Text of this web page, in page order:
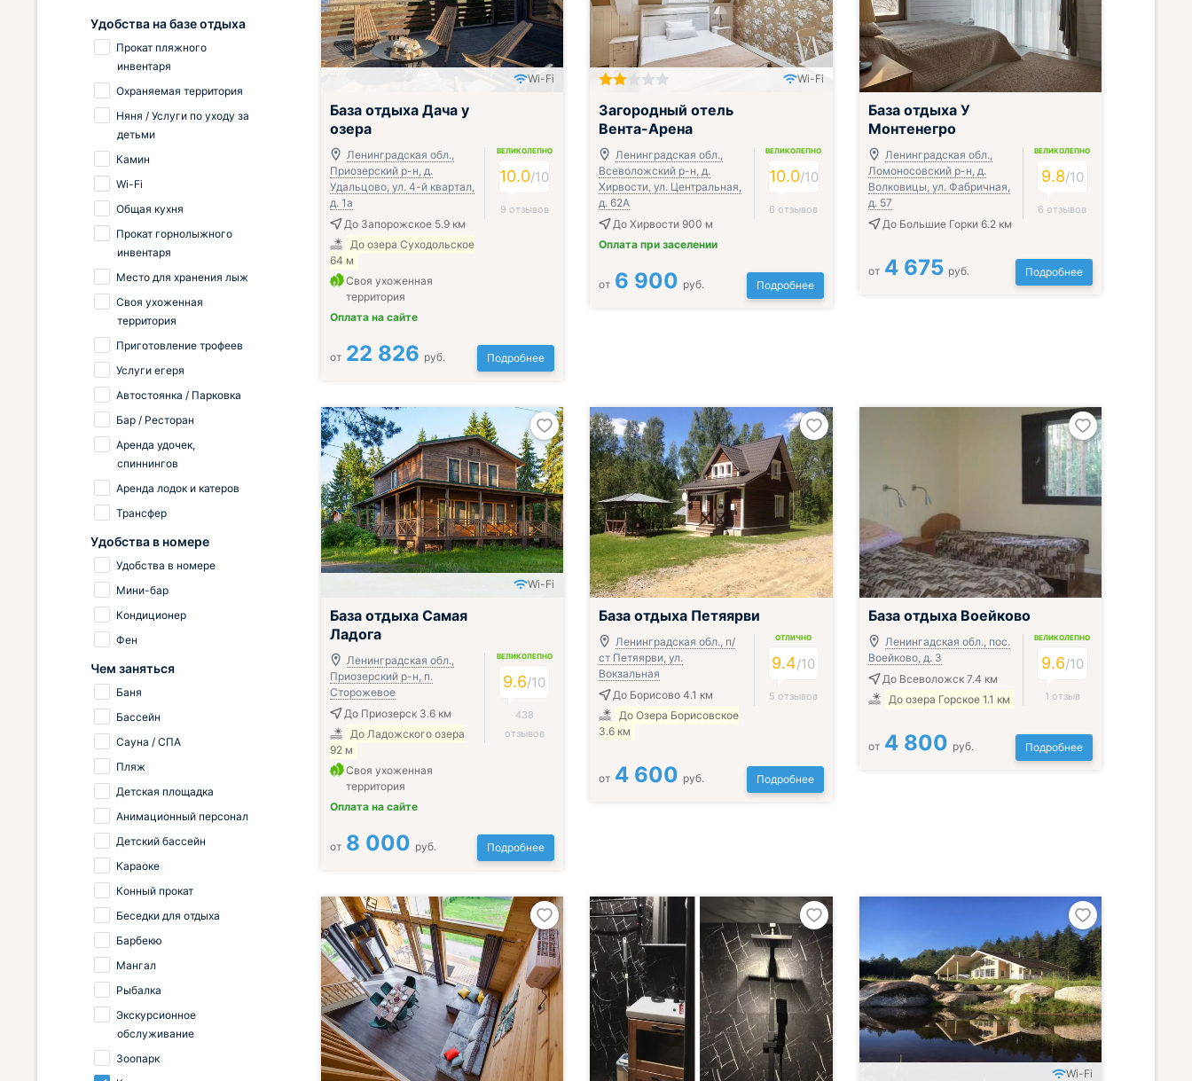
Wi-Fi
База отдыха Дача у
озера
Ленинградская обл.,
Приозерский р-н, д.
Удальцово, ул. 4-й квартал,
д. 1а
До Запорожское 5.9 км
До озера Суходольское
64 м
Своя ухоженная
территория
Оплата на сайте
ВЕЛИКОЛЕПНО
10.0/10
9 отзывов
от 22 826 руб. Подробнее
Wi-Fi
Загородный отель
Вента-Арена
Ленинградская обл.,
Всеволожский р-н, д.
Хирвости, ул. Центральная,
д. 62А
До Хирвости 900 м
Оплата при заселении
ВЕЛИКОЛЕПНО
10.0/10
6 отзывов
от 6 900 руб. Подробнее
База отдыха У
Монтенегро
Ленинградская обл.,
Ломоносовский р-н, д.
Волковицы, ул. Фабричная,
д. 57
До Большие Горки 6.2 км
ВЕЛИКОЛЕПНО
9.8/10
6 отзывов
от 4 675 руб. Подробнее
Wi-Fi
База отдыха Самая
Ладога
Ленинградская обл.,
Приозерский р-н, п.
Сторожевое
До Приозерск 3.6 км
До Ладожского озера
92 м
Своя ухоженная
территория
Оплата на сайте
ВЕЛИКОЛЕПНО
9.6/10
438
отзывов
от 8 000 руб. Подробнее
База отдыха Петяярви
Ленинградская обл., п/
ст Петяярви, ул.
Вокзальная
До Борисово 4.1 км
До Озера Борисовское
3.6 км
ОТЛИЧНО
9.4/10
5 отзывов
от 4 600 руб. Подробнее
База отдыха Воейково
Ленингадская обл., пос.
Воейково, д. 3
До Всеволожск 7.4 км
До озера Горское 1.1 км
ВЕЛИКОЛЕПНО
9.6/10
1 отзыв
от 4 800 руб. Подробнее
Wi-Fi
Удобства на базе отдыха
Прокат пляжного
инвентаря
Охраняемая территория
Няня / Услуги по уходу за
детьми
Камин
Wi-Fi
Общая кухня
Прокат горнолыжного
инвентаря
Место для хранения лыж
Своя ухоженная
территория
Приготовление трофеев
Услуги егеря
Автостоянка / Парковка
Бар / Ресторан
Аренда удочек,
спиннингов
Аренда лодок и катеров
Трансфер
Удобства в номере
Удобства в номере
Мини-бар
Кондиционер
Фен
Чем заняться
Баня
Бассейн
Сауна / СПА
Пляж
Детская площадка
Анимационный персонал
Детский бассейн
Караоке
Конный прокат
Беседки для отдыха
Барбекю
Мангал
Рыбалка
Экскурсионное
обслуживание
Зоопарк